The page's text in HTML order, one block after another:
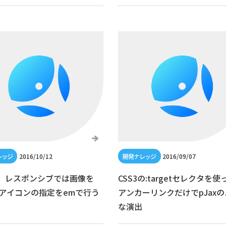
2016/10/12
レスポンシブでは画像を
イコンの指定をemで行う
2016/09/07
CSS3の:targetセレクタを使
アンカーリンクだけでpJax
な演出